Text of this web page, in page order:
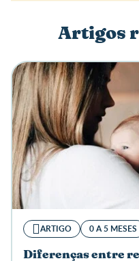
Artigos
ARTIGO 0 A 5 MESES
Diferenças entre